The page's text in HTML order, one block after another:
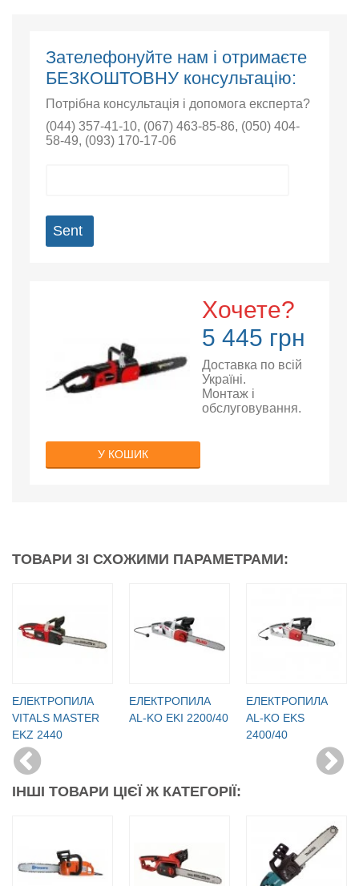
Зателефонуйте нам і отримаєте
БЕЗКОШТОВНУ консультацію:
Потрібна консультація і допомога експерта?
(044) 357-41-10, (067) 463-85-86, (050) 404-
58-49, (093) 170-17-06
Sent
Хочете?
5 445 грн
Доставка по всій
Україні.
Монтаж і
обслуговування.
У КОШИК
ТОВАРИ ЗІ СХОЖИМИ ПАРАМЕТРАМИ:
ЕЛЕКТРОПИЛА
VITALS MASTER
EKZ 2440
ЕЛЕКТРОПИЛА
AL-KO EKI 2200/40
ЕЛЕКТРОПИЛА
AL-KO EKS
2400/40
ІНШІ ТОВАРИ ЦІЄЇ Ж КАТЕГОРІЇ: